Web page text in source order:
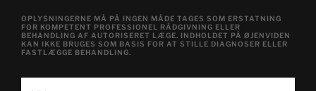
OPLYSNINGERNE MÅ PÅ INGEN MÅDE TAGES SOM ERSTATNING
FOR KOMPETENT PROFESSIONEL RÅDGIVNING ELLER
BEHANDLING AF AUTORISERET LÆGE. INDHOLDET PÅ ØJENVIDEN
KAN IKKE BRUGES SOM BASIS FOR AT STILLE DIAGNOSER ELLER
FASTLÆGGE BEHANDLING.